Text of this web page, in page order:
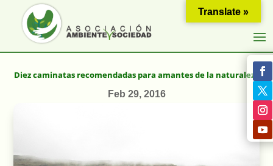
Diez caminatas recomendadas para amantes de la naturaleza
Feb 29, 2016
Translate »